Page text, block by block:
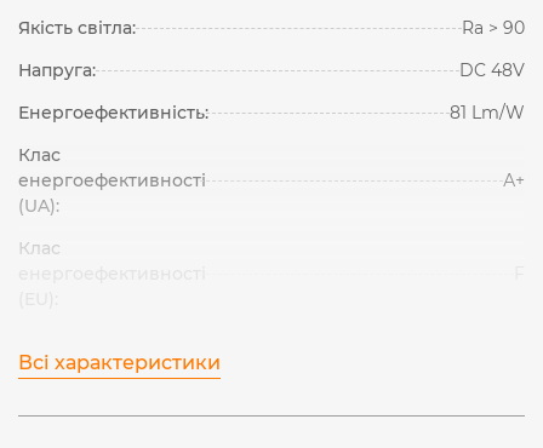
Якість світла:
Ra > 90
Напруга:
DC 48V
Енергоефективність:
81 Lm/W
Клас
енергоефективності
(UA):
А+
Клас
Всі характеристики